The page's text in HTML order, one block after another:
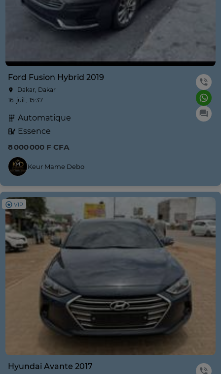
Ford Fusion Hybrid 2019
Dakar, Dakar
16. juil., 15:37
Automatique
Essence
8 000 000 F CFA
Keur Mame Debo
VIP
Hyundai Avante 2017